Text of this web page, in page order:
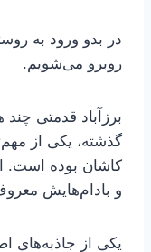
در بدو ورود به
روبرو می‌شویم.
برزآباد قدمتی
گذشته، یکی از
کاشان بوده است.
و بادام‌هایش
یکی از جاذبه‌های